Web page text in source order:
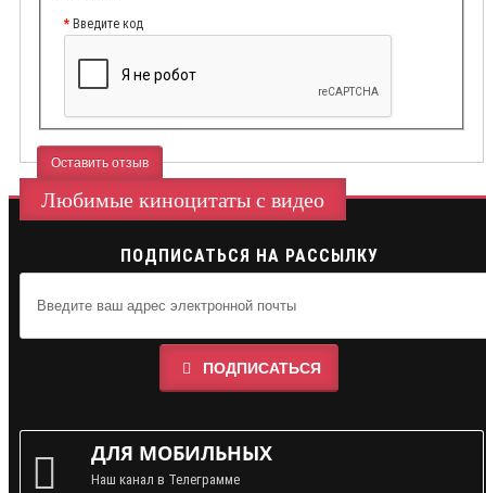
Введите код
Оставить отзыв
Любимые киноцитаты с видео
ПОДПИСАТЬСЯ НА РАССЫЛКУ
ПОДПИСАТЬСЯ
ДЛЯ МОБИЛЬНЫХ
Наш канал в Телеграмме